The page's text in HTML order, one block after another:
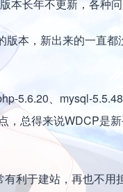
长年不更新，各种问
本，新出来的一直
5.6.20、mysql-5.5.48
，总得来说WDCP是
利于建站，再也不用